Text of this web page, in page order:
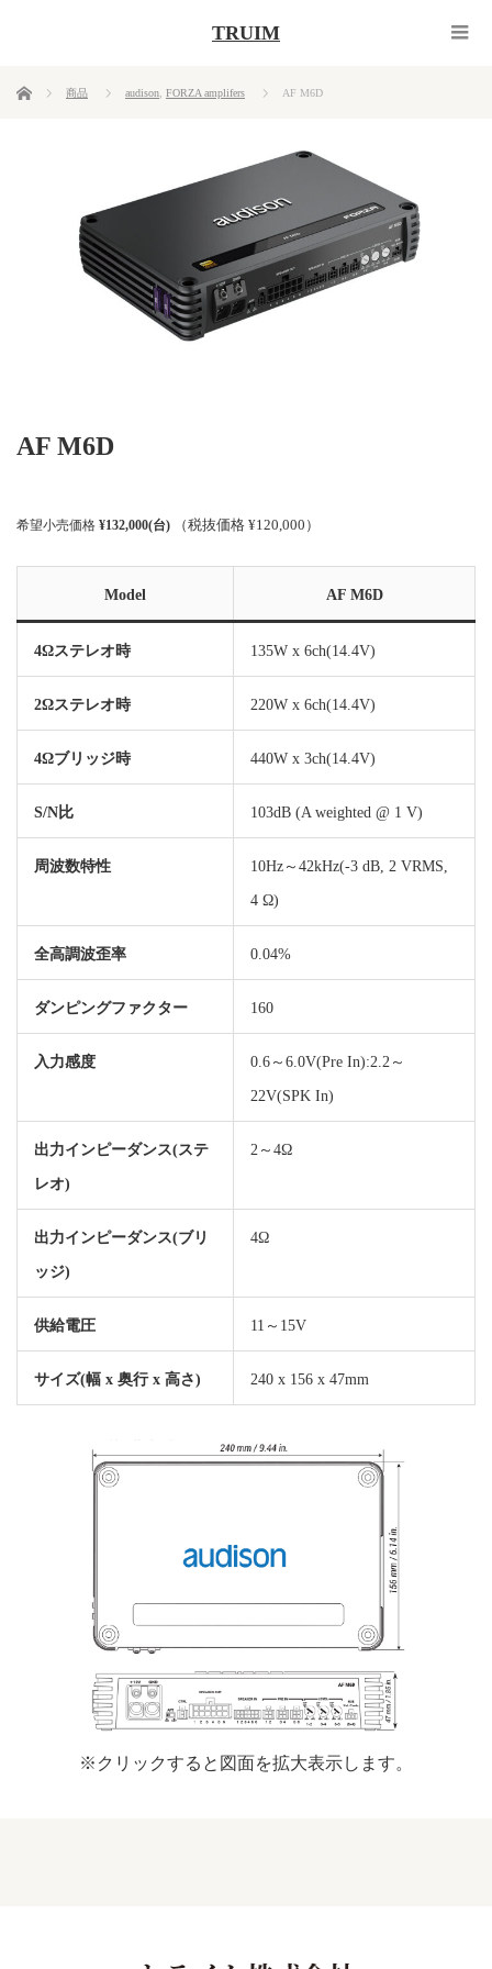
TRUIM
ホーム 商品 audison FORZA amplifers AF M6D
AF M6D
希望小売価格 ¥132,000(台) （税抜価格 ¥120,000）
Model AF M6D
4Ωステレオ時 135W x 6ch(14.4V)
2Ωステレオ時 220W x 6ch(14.4V)
4Ωブリッジ時 440W x 3ch(14.4V)
S/N比 103dB (A weighted @ 1 V)
周波数特性
10Hz～42kHz(-3 dB, 2 VRMS,
4 Ω)
全高調波歪率 0.04%
ダンピングファクター 160
入力感度
0.6～6.0V(Pre In):2.2～
22V(SPK In)
出力インピーダンス(ステ
レオ)
2～4Ω
出力インピーダンス(ブリ
ッジ)
4Ω
供給電圧 11～15V
サイズ(幅 x 奥行 x 高さ) 240 x 156 x 47mm
※クリックすると図面を拡大表示します。